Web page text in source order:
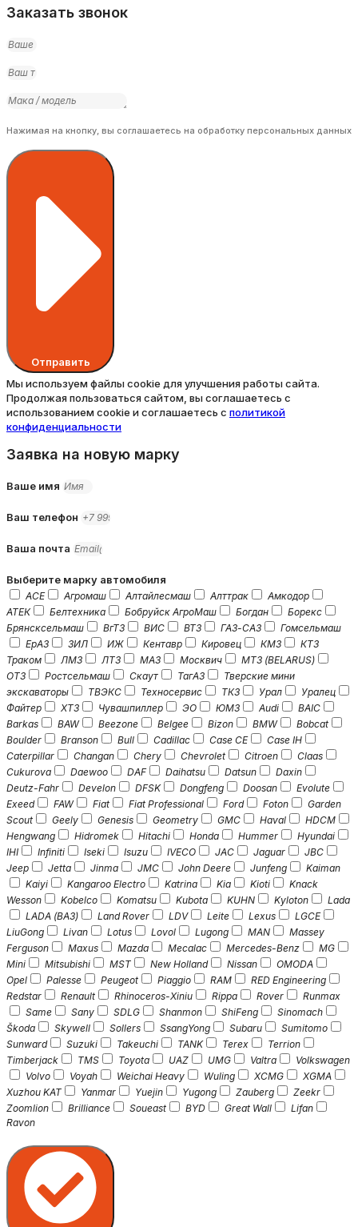
Заказать звонок
Нажимая на кнопку, вы соглашаетесь на обработку персональных данных
Отправить
Мы используем файлы cookie для улучшения работы сайта.
Продолжая пользоваться сайтом, вы соглашаетесь с
использованием cookie и соглашаетесь с политикой
конфиденциальности
Заявка на новую марку
Ваше имя
Ваш телефон
Ваша почта
Выберите марку автомобиля
ACE Агромаш Алтайлесмаш Алттрак
Амкодор
АТЕК
Белтехника Бобруйск АгроМаш Богдан
Борекс
Брянсксельмаш
ВгТЗ ВИС ВТЗ ГАЗ-САЗ
Гомсельмаш
ЕрАЗ
ЗИЛ ИЖ Кентавр Кировец КМЗ
КТЗ
Траком
ЛМЗ ЛТЗ МАЗ Москвич
МТЗ (BELARUS)
ОТЗ
Ростсельмаш Скаут ТагАЗ
Тверские мини
экскаваторы
ТВЭКС Техносервис ТКЗ Урал
Уралец
Файтер
ХТЗ Чувашпиллер ЭО ЮМЗ Audi
BAIC
Barkas
BAW Beezone Belgee Bizon BMW
Bobcat
Boulder
Branson Bull Cadillac Case CE
Case IH
Caterpillar
Changan Chery Chevrolet Citroen
Claas
Cukurova
Daewoo DAF Daihatsu Datsun
Daxin
Deutz-Fahr
Develon DFSK Dongfeng Doosan
Evolute
Exeed
FAW Fiat Fiat Professional Ford Foton
Garden
Scout
Geely Genesis Geometry GMC Haval
HDCM
Hengwang
Hidromek Hitachi Honda Hummer
Hyundai
IHI
Infiniti Iseki Isuzu IVECO JAC Jaguar
JBC
Jeep
Jetta Jinma JMC John Deere Junfeng
Kaiman
Kaiyi
Kangaroo Electro Katrina Kia Kioti
Knack
Wesson
Kobelco Komatsu Kubota KUHN Kyloton
Lada
LADA (ВАЗ)
Land Rover LDV Leite Lexus
LGCE
LiuGong
Livan Lotus Lovol Lugong MAN
Massey
Ferguson
Maxus Mazda Mecalac Mercedes-Benz
MG
Mini
Mitsubishi MST New Holland Nissan
OMODA
Opel
Palesse Peugeot Piaggio RAM
RED Engineering
Redstar
Renault Rhinoceros-Xiniu Rippa Rover
Runmax
Same
Sany SDLG Shanmon ShiFeng
Sinomach
Škoda
Skywell Sollers SsangYong Subaru
Sumitomo
Sunward
Suzuki Takeuchi TANK Terex
Terrion
Timberjack
TMS Toyota UAZ UMG Valtra
Volkswagen
Volvo
Voyah Weichai Heavy Wuling XCMG
XGMA
Xuzhou KAT
Yanmar Yuejin Yugong Zauberg
Zeekr
Zoomlion
Brilliance Soueast BYD Great Wall
Lifan
Ravon